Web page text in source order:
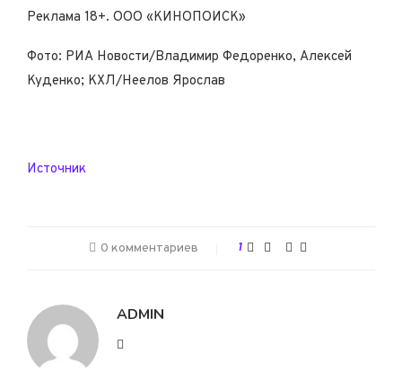
Реклама 18+. ООО «КИНОПОИСК»
Фото: РИА Новости/Владимир Федоренко, Алексей
Куденко; КХЛ/Неелов Ярослав
Источник
0 комментариев 1
ADMIN